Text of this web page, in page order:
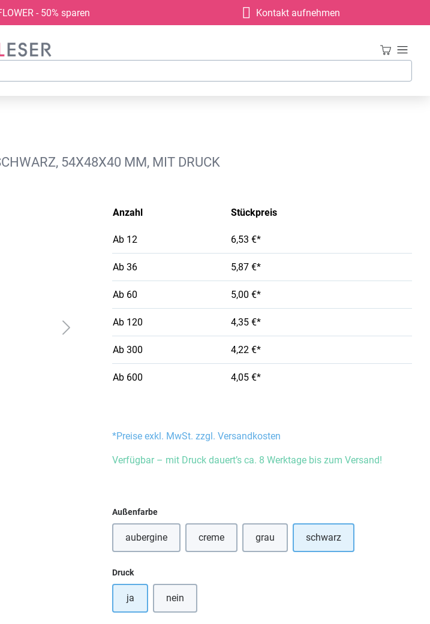
- 50% sparen Kontakt aufnehmen
54X48X40 MM, MIT DRUCK
Anzahl Stückpreis
Ab 12 6,53 €*
Ab 36 5,87 €*
Ab 60 5,00 €*
Ab 120 4,35 €*
Ab 300 4,22 €*
Ab 600 4,05 €*
*Preise exkl. MwSt. zzgl. Versandkosten
Verfügbar – mit Druck dauert’s ca. 8 Werktage bis zum Versand!
Außenfarbeauswählen
aubergine(Diese Option ist zurzeit nicht verfügbar.)
creme(Diese Option ist zurzeit nicht verfügbar.)
grau(Diese Option ist zurzeit nicht verfügbar.)
schwarz
Druckauswählen
ja nein